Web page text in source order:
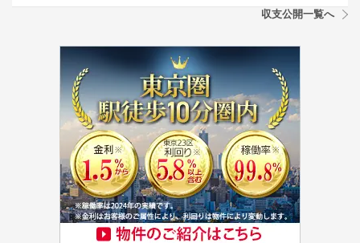
収支公開一覧へ